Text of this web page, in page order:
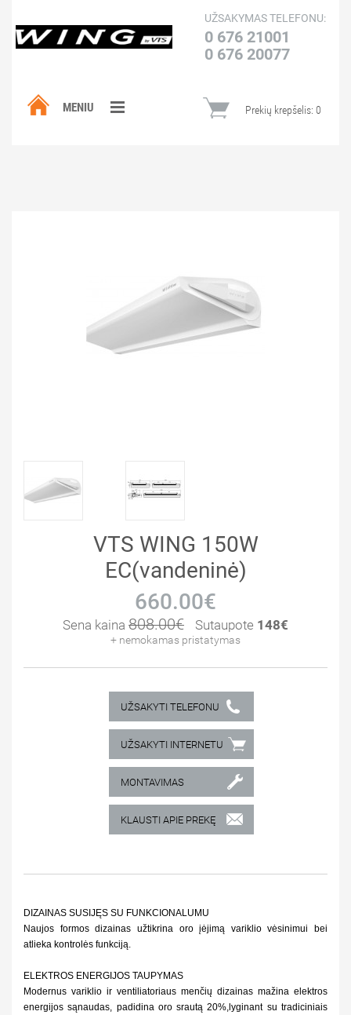
UŽSAKYMAS TELEFONU:
0 676 21001
0 676 20077
Prekių krepšelis: 0
MENIU
VTS WING 150W
EC(vandeninė)
660.00€
Sena kaina 808.00€ Sutaupote 148€
+ nemokamas pristatymas
UŽSAKYTI TELEFONU
UŽSAKYTI INTERNETU
MONTAVIMAS
KLAUSTI APIE PREKĘ
DIZAINAS SUSIJĘS SU FUNKCIONALUMU
Naujos formos dizainas užtikrina oro įėjimą variklio vėsinimui bei
atlieka kontrolės funkciją.
ELEKTROS ENERGIJOS TAUPYMAS
Modernus variklio ir ventiliatoriaus menčių dizainas mažina elektros
energijos sąnaudas, padidina oro srautą 20%,lyginant su tradiciniais